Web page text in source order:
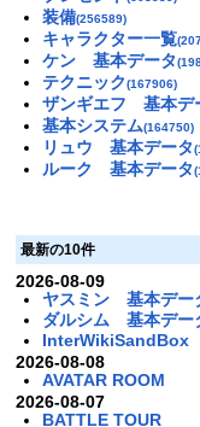
装備(256589)
キャラクター一覧
ケン 基本データ
テクニック(167906)
ザンギエフ 基本デ
基本システム(164750)
リュウ 基本データ
ルーク 基本データ
最新の10件
2026-08-09
ヤスミン 基本デー
ダルシム 基本デー
InterWikiSandBox
2026-08-08
AVATAR ROOM
2026-08-07
BATTLE TOUR